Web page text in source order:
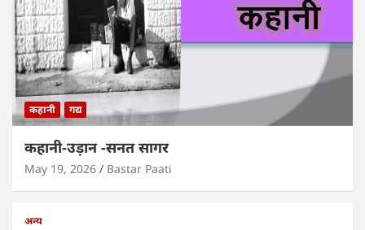
कहानी गद्य
कहानी-उड़ान -सनत सागर
May 19, 2026 Bastar Paati
अन्य